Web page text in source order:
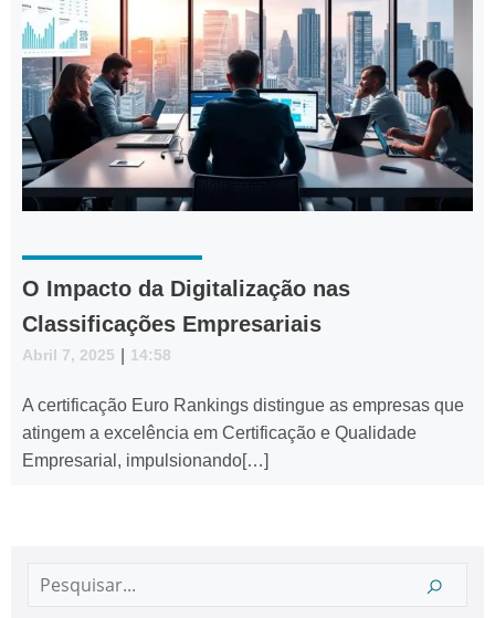
O Impacto da Digitalização nas
Classificações Empresariais
Abril 7, 2025 14:58
A certificação Euro Rankings distingue as empresas que
atingem a excelência em Certificação e Qualidade
Empresarial, impulsionando[…]